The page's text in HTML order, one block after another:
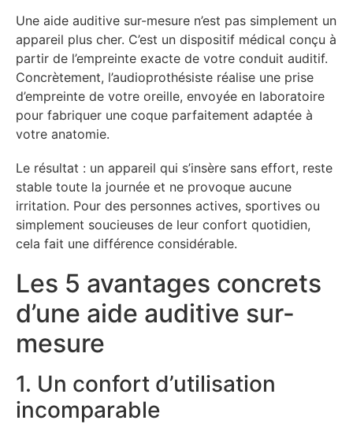
Une aide auditive sur-mesure n’est pas simplement un
appareil plus cher. C’est un dispositif médical conçu à
partir de l’empreinte exacte de votre conduit auditif.
Concrètement, l’audioprothésiste réalise une prise
d’empreinte de votre oreille, envoyée en laboratoire
pour fabriquer une coque parfaitement adaptée à
votre anatomie.
Le résultat : un appareil qui s’insère sans effort, reste
stable toute la journée et ne provoque aucune
irritation. Pour des personnes actives, sportives ou
simplement soucieuses de leur confort quotidien,
cela fait une différence considérable.
Les 5 avantages concrets
d’une aide auditive sur-
mesure
1. Un confort d’utilisation
incomparable